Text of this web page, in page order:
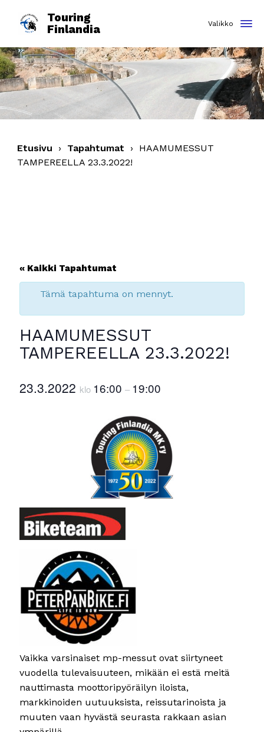
Touring
Finlandia
Etusivu › Tapahtumat › HAAMUMESSUT
TAMPEREELLA 23.3.2022!
« Kaikki Tapahtumat
Tämä tapahtuma on mennyt.
HAAMUMESSUT
TAMPEREELLA 23.3.2022!
23.3.2022 klo 16:00– 19:00
Vaikka varsinaiset mp-messut ovat siirtyneet
vuodella tulevaisuuteen, mikään ei estä meitä
nauttimasta moottoripyöräilyn iloista,
markkinoiden uutuuksista, reissutarinoista ja
muuten vaan hyvästä seurasta rakkaan asian